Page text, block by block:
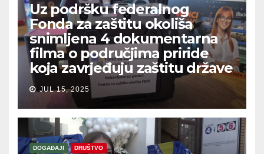
Uz podršku federalnog
Fonda za zaštitu okoliša
snimljena 4 dokumentarna
filma o područjima priride
koja zavrjeđuju zaštitu države
JUL 15, 2025
DOGAĐAJI DRUŠTVO